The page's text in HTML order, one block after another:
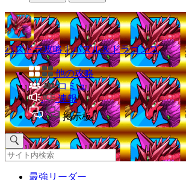
パズドラ攻略｜パズル＆ドラゴンズ
他の攻略
コミュ
速報
掲示板
最強リーダー